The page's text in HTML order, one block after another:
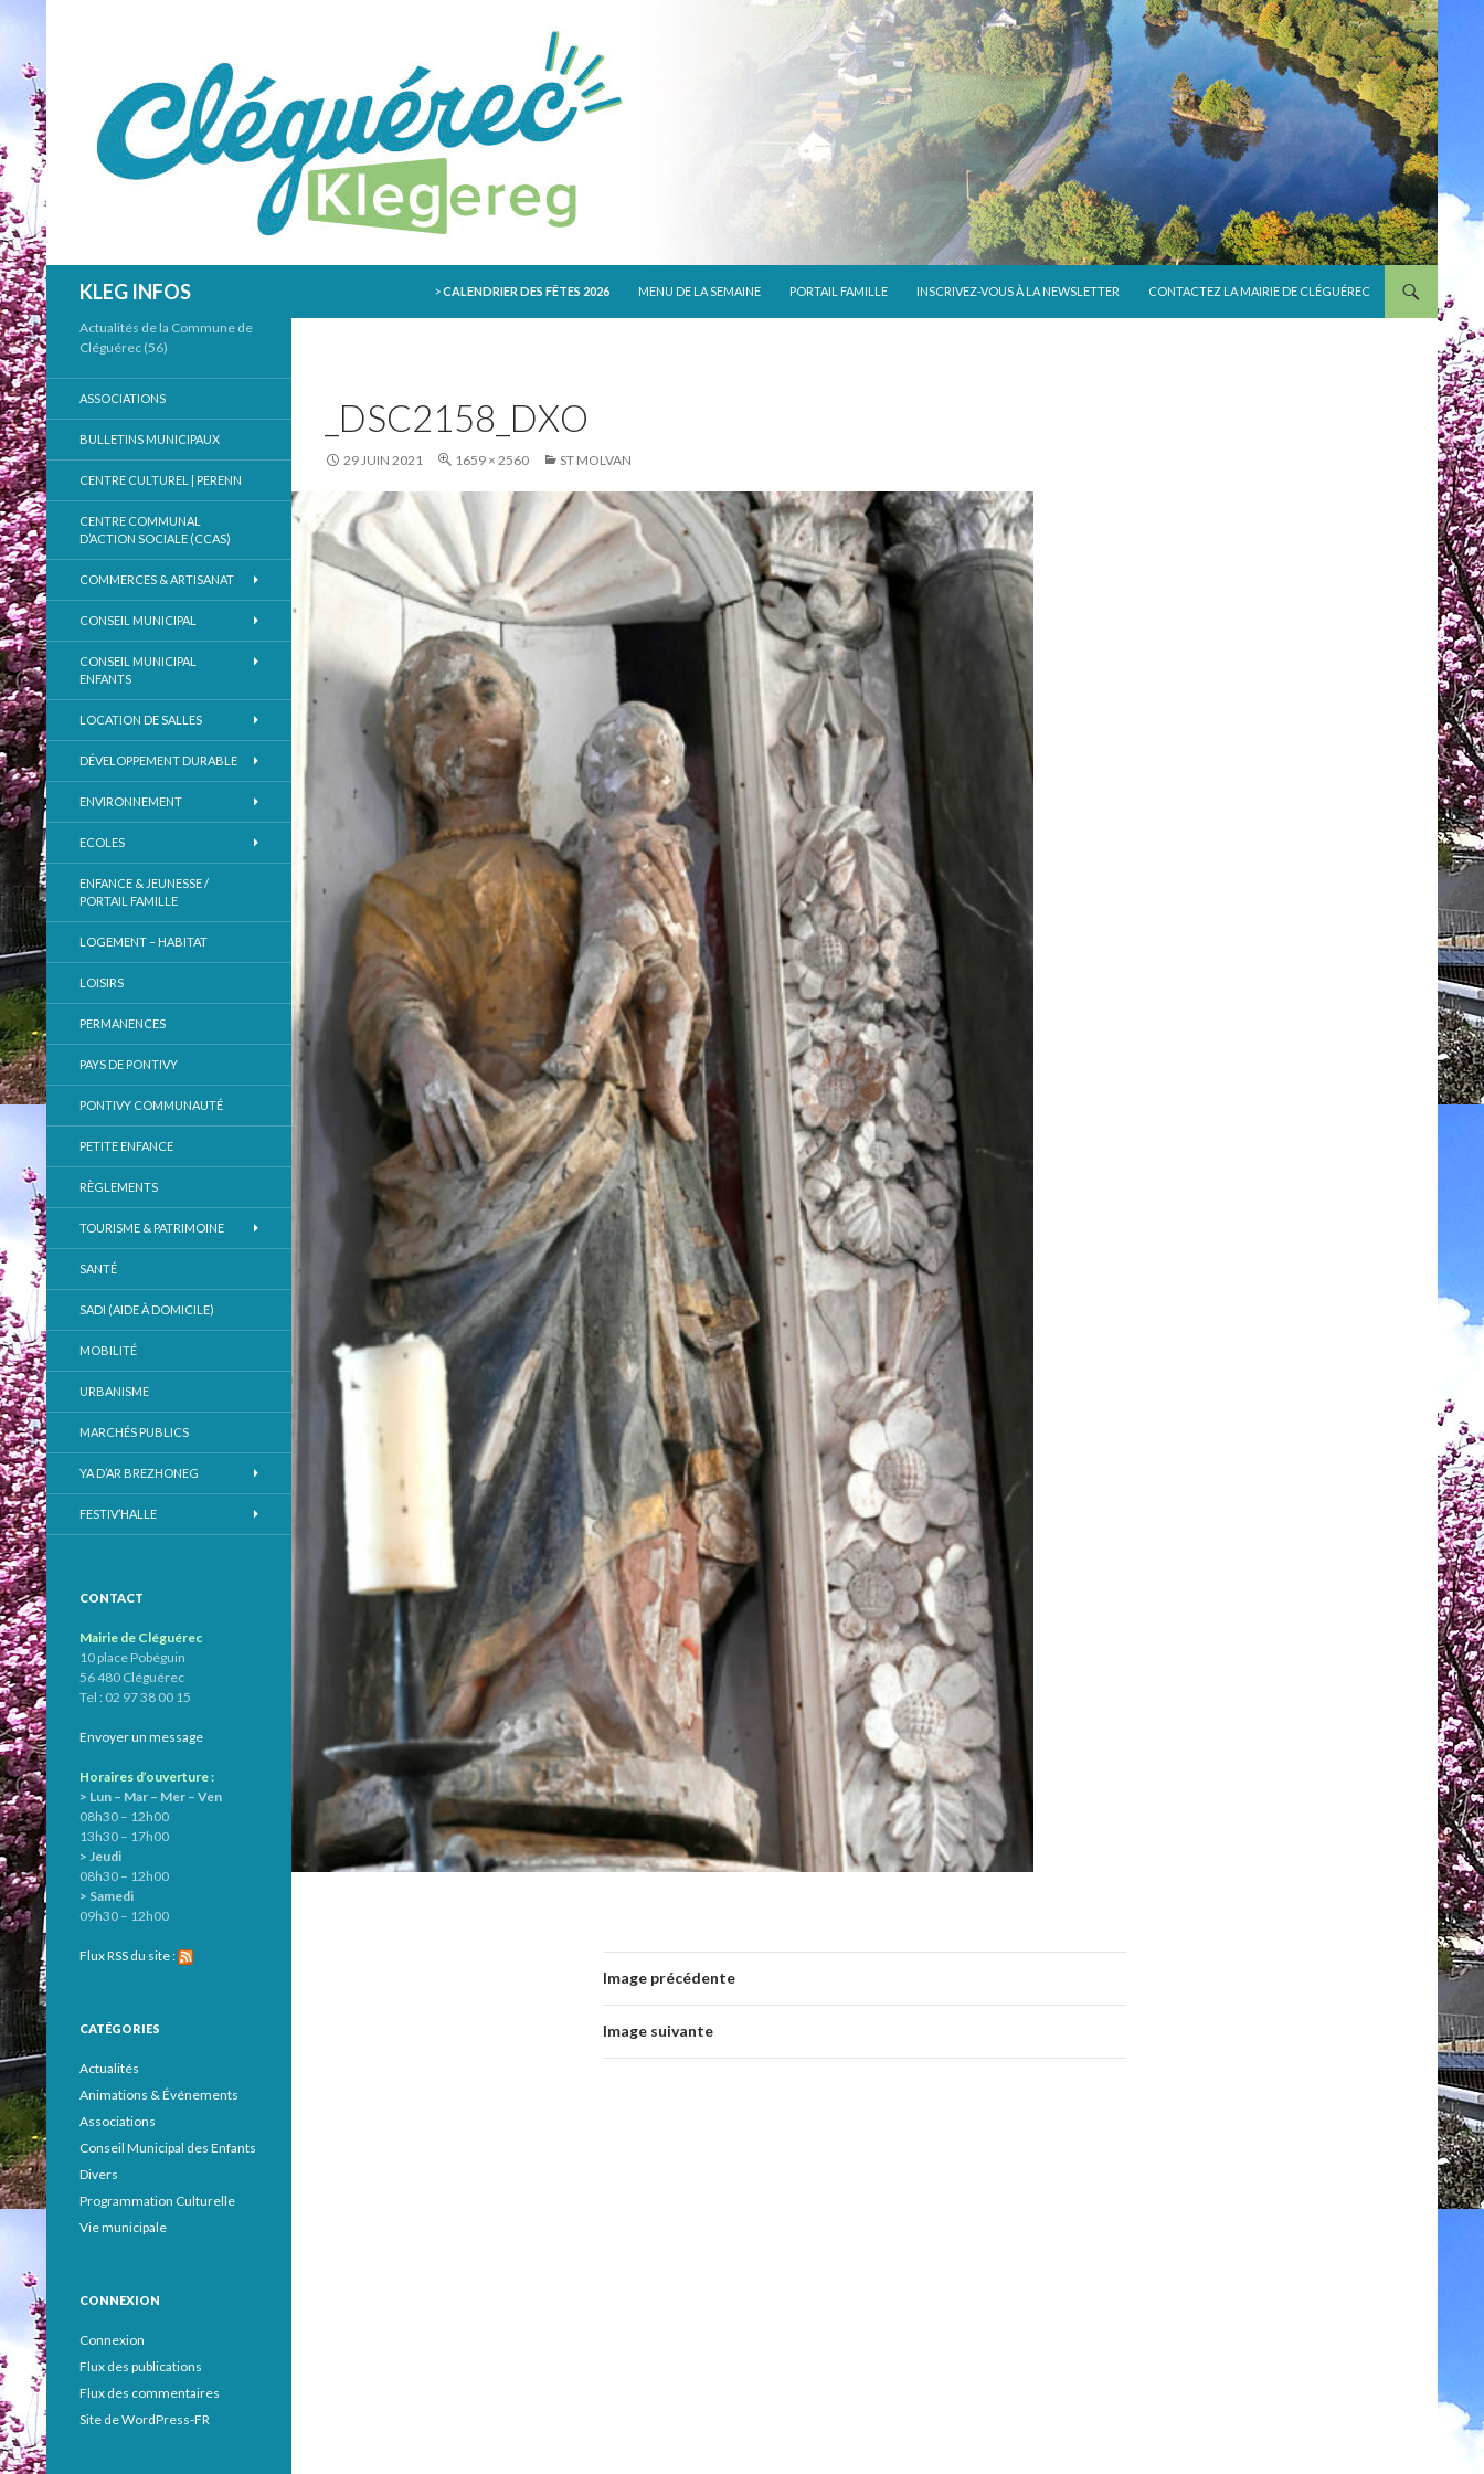
KLEG INFOS
>CALENDRIER DES FÊTES 2026 MENU DE LA SEMAINE PORTAIL FAMILLE INSCRIVEZ-VOUS À LA NEWSLETTER CONTACTEZ LA MAIRIE DE CLÉGUÉREC
_DSC2158_DXO
29 JUIN 2021 1659 × 2560 ST MOLVAN
Image précédente
Image suivante
Actualités de la Commune de
Cléguérec (56)
ASSOCIATIONS
BULLETINS MUNICIPAUX
CENTRE CULTUREL | PERENN
CENTRE COMMUNAL
D’ACTION SOCIALE (CCAS)
COMMERCES & ARTISANAT
CONSEIL MUNICIPAL
CONSEIL MUNICIPAL
ENFANTS
LOCATION DE SALLES
DÉVELOPPEMENT DURABLE
ENVIRONNEMENT
ECOLES
ENFANCE & JEUNESSE /
PORTAIL FAMILLE
LOGEMENT – HABITAT
LOISIRS
PERMANENCES
PAYS DE PONTIVY
PONTIVY COMMUNAUTÉ
PETITE ENFANCE
RÈGLEMENTS
TOURISME & PATRIMOINE
SANTÉ
SADI (AIDE À DOMICILE)
MOBILITÉ
URBANISME
MARCHÉS PUBLICS
YA D’AR BREZHONEG
FESTIV’HALLE
CONTACT
Mairie de Cléguérec
10 place Pobéguin
56 480 Cléguérec
Tel : 02 97 38 00 15
Envoyer un message
Horaires d’ouverture :
> Lun – Mar – Mer – Ven
08h30 – 12h00
13h30 – 17h00
> Jeudi
08h30 – 12h00
> Samedi
09h30 – 12h00
Flux RSS du site :
CATÉGORIES
Actualités
Animations & Événements
Associations
Conseil Municipal des Enfants
Divers
Programmation Culturelle
Vie municipale
CONNEXION
Connexion
Flux des publications
Flux des commentaires
Site de WordPress-FR